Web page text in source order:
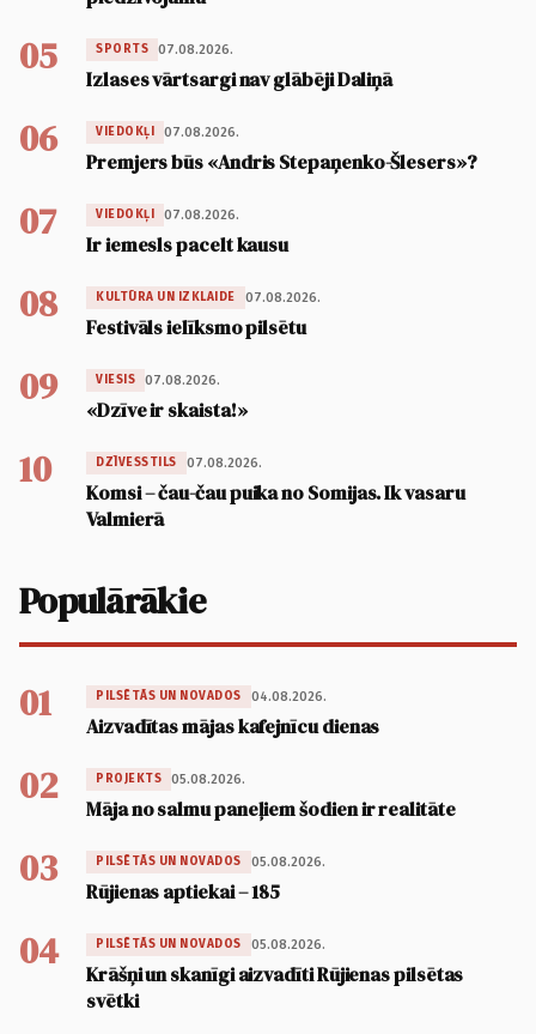
05 SPORTS 07.08.2026.
Izlases vārtsargi nav glābēji Daliņā
06 VIEDOKĻI 07.08.2026.
Premjers būs «Andris Stepaņenko-Šlesers»?
07 VIEDOKĻI 07.08.2026.
Ir iemesls pacelt kausu
08 KULTŪRA UN IZKLAIDE 07.08.2026.
Festivāls ielīksmo pilsētu
09 VIESIS 07.08.2026.
«Dzīve ir skaista!»
10 DZĪVESSTILS 07.08.2026.
Komsi – čau-čau puika no Somijas. Ik vasaru
Valmierā
Populārākie
01 PILSĒTĀS UN NOVADOS 04.08.2026.
Aizvadītas mājas kafejnīcu dienas
02 PROJEKTS 05.08.2026.
Māja no salmu paneļiem šodien ir realitāte
03 PILSĒTĀS UN NOVADOS 05.08.2026.
Rūjienas aptiekai – 185
04 PILSĒTĀS UN NOVADOS 05.08.2026.
Krāšņi un skanīgi aizvadīti Rūjienas pilsētas
svētki